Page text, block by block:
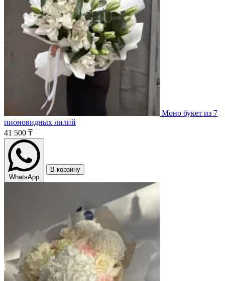
Моно букет из 7
пионовидных лилий
41 500 ₸
WhatsApp
В корзину